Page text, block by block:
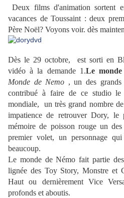
Deux films d'animation sortent
vacances de Toussaint : deux
Père Noël? Voyons voir. dès
Dès le 29 octobre, est sorti en
vidéo à la demande 1.Le
Monde de Nemo , un des
contribué à faire de ce studio
mondiale, un très grand nombre
impatience de retrouver Dory, le
mémoire de poisson rouge un des
premier volet, un personnage
beaucoup.
Le monde de Némo fait partie
lignée des Toy Story, Monstre et
Haut ou dernièrement Vice
profonds et aboutis.